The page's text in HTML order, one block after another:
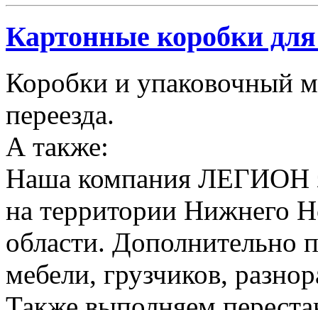
Картонные коробки для
Коробки и упаковочный
переезда.
А также:
Наша компания ЛЕГИОН
на территории Нижнего
области. Дополнительно
мебели, грузчиков,